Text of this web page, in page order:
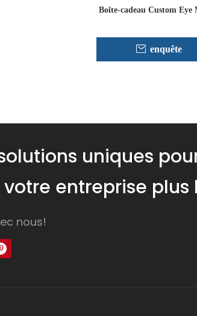
Boîte-cadeau Custom Eye
enquête
uniques
votre entreprise
nous!